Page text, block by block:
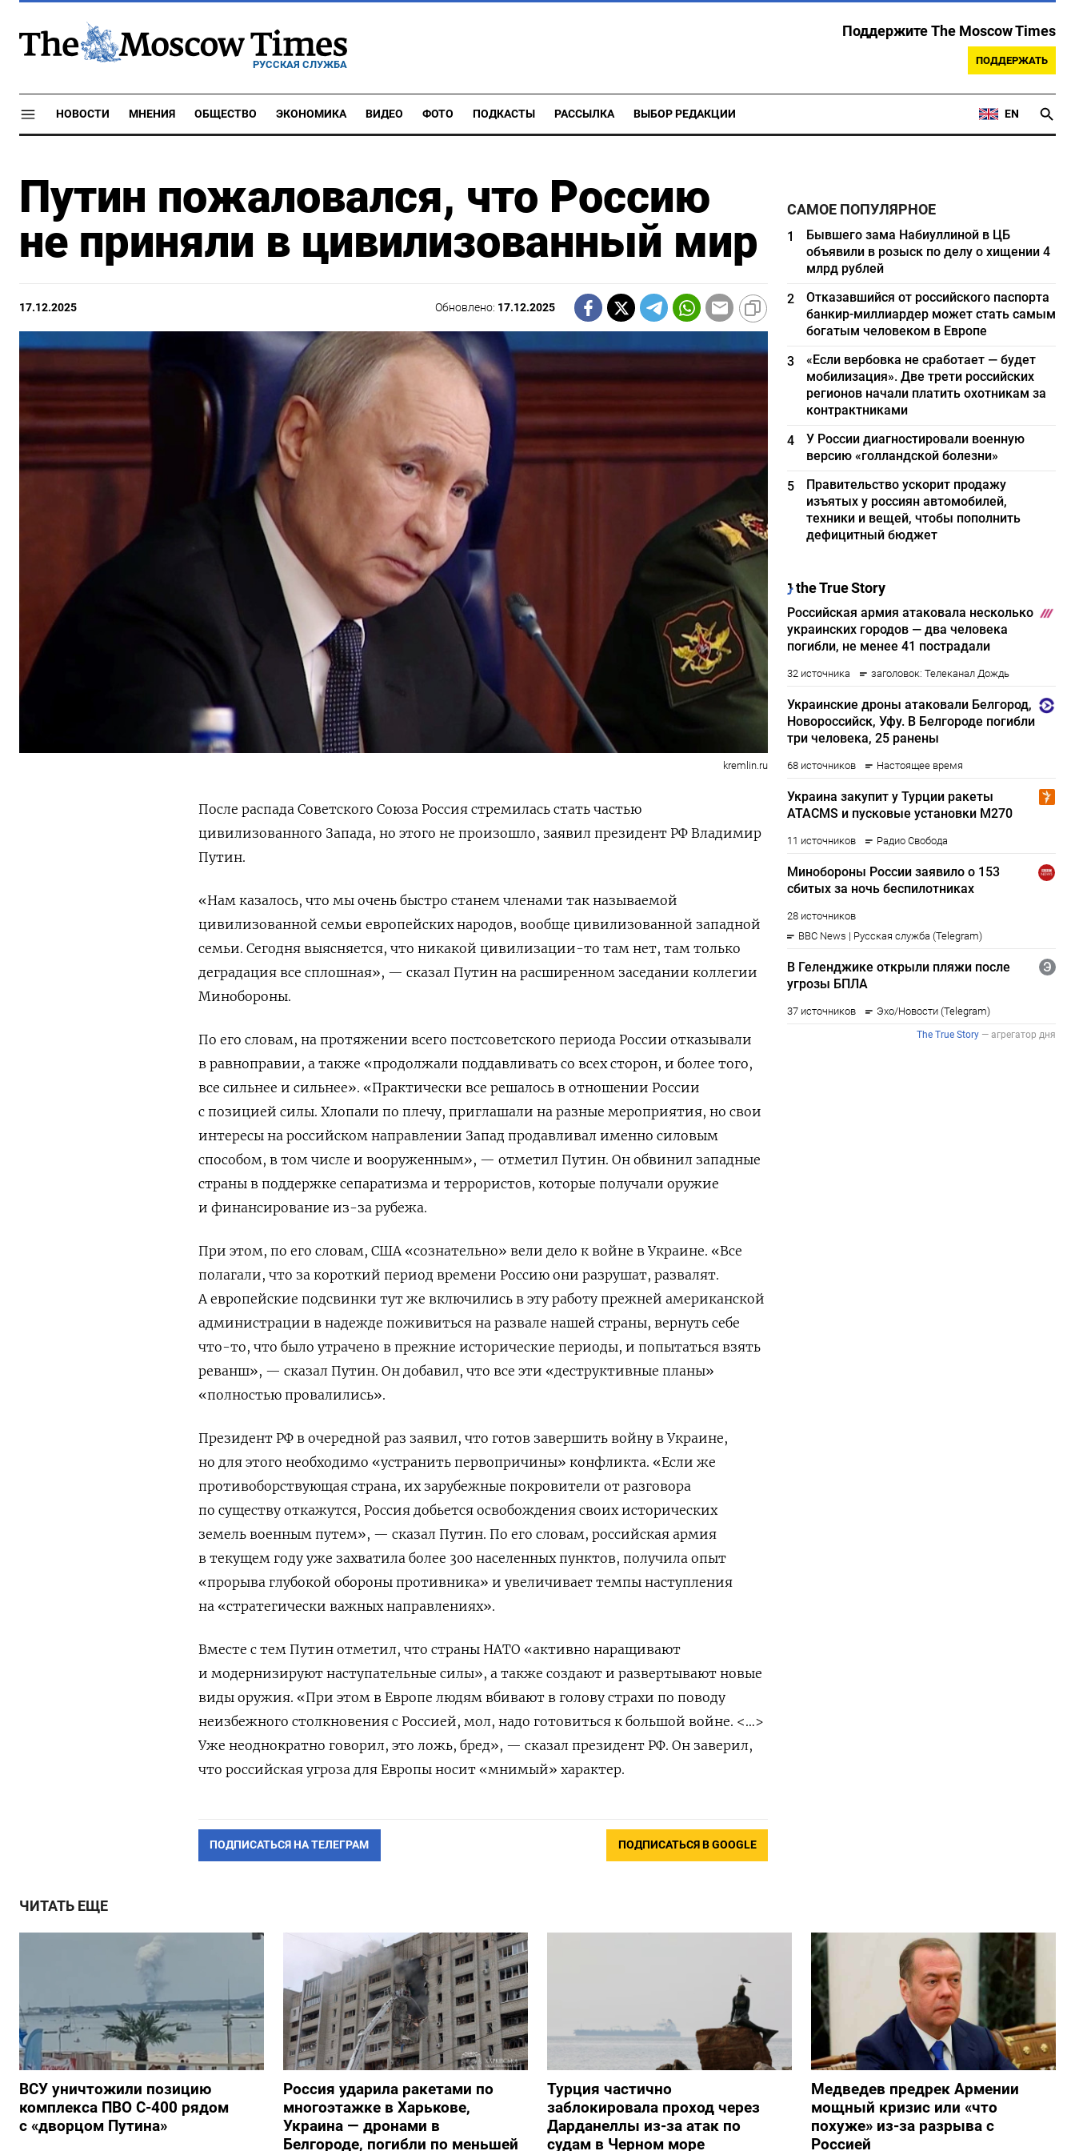
РУССКАЯ СЛУЖБА
Поддержите The Moscow Times
ПОДДЕРЖАТЬ
НОВОСТИ МНЕНИЯ ОБЩЕСТВО ЭКОНОМИКА ВИДЕО ФОТО ПОДКАСТЫ РАССЫЛКА ВЫБОР РЕДАКЦИИ EN
Путин пожаловался, что Россию
не приняли в цивилизованный мир
17.12.2025 Обновлено: 17.12.2025
kremlin.ru
После распада Советского Союза Россия стремилась стать частью
цивилизованного Запада, но этого не произошло, заявил президент РФ Владимир
Путин.
«Нам казалось, что мы очень быстро станем членами так называемой
цивилизованной семьи европейских народов, вообще цивилизованной западной
семьи. Сегодня выясняется, что никакой цивилизации-то там нет, там только
деградация все сплошная», — сказал Путин на расширенном заседании коллегии
Минобороны.
По его словам, на протяжении всего постсоветского периода России отказывали
в равноправии, а также «продолжали поддавливать со всех сторон, и более того,
все сильнее и сильнее». «Практически все решалось в отношении России
с позицией силы. Хлопали по плечу, приглашали на разные мероприятия, но свои
интересы на российском направлении Запад продавливал именно силовым
способом, в том числе и вооруженным», — отметил Путин. Он обвинил западные
страны в поддержке сепаратизма и террористов, которые получали оружие
и финансирование из-за рубежа.
При этом, по его словам, США «сознательно» вели дело к войне в Украине. «Все
полагали, что за короткий период времени Россию они разрушат, развалят.
А европейские подсвинки тут же включились в эту работу прежней американской
администрации в надежде поживиться на развале нашей страны, вернуть себе
что-то, что было утрачено в прежние исторические периоды, и попытаться взять
реванш», — сказал Путин. Он добавил, что все эти «деструктивные планы»
«полностью провалились».
Президент РФ в очередной раз заявил, что готов завершить войну в Украине,
но для этого необходимо «устранить первопричины» конфликта. «Если же
противоборствующая страна, их зарубежные покровители от разговора
по существу откажутся, Россия добьется освобождения своих исторических
земель военным путем», — сказал Путин. По его словам, российская армия
в текущем году уже захватила более 300 населенных пунктов, получила опыт
«прорыва глубокой обороны противника» и увеличивает темпы наступления
на «стратегически важных направлениях».
Вместе с тем Путин отметил, что страны НАТО «активно наращивают
и модернизируют наступательные силы», а также создают и развертывают новые
виды оружия. «При этом в Европе людям вбивают в голову страхи по поводу
неизбежного столкновения с Россией, мол, надо готовиться к большой войне. <…>
Уже неоднократно говорил, это ложь, бред», — сказал президент РФ. Он заверил,
что российская угроза для Европы носит «мнимый» характер.
ПОДПИСАТЬСЯ НА ТЕЛЕГРАМ ПОДПИСАТЬСЯ В GOOGLE
САМОЕ ПОПУЛЯРНОЕ
1
Бывшего зама Набиуллиной в ЦБ
объявили в розыск по делу о хищении 4
млрд рублей
2
Отказавшийся от российского паспорта
банкир-миллиардер может стать самым
богатым человеком в Европе
3
«Если вербовка не сработает — будет
мобилизация». Две трети российских
регионов начали платить охотникам за
контрактниками
4
У России диагностировали военную
версию «голландской болезни»
5
Правительство ускорит продажу
изъятых у россиян автомобилей,
техники и вещей, чтобы пополнить
дефицитный бюджет
ЧИТАТЬ ЕЩЕ
ВСУ уничтожили позицию
комплекса ПВО С-400 рядом
с «дворцом Путина»
Россия ударила ракетами по
многоэтажке в Харькове,
Украина — дронами в
Белгороде, погибли по меньшей
Турция частично
заблокировала проход через
Дарданеллы из-за атак по
судам в Черном море
Медведев предрек Армении
мощный кризис или «что
похуже» из-за разрыва с
Россией